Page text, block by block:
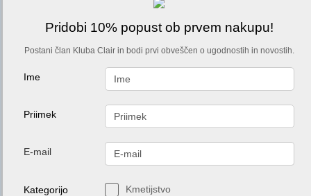
Pridobi 10% popust ob prvem nakupu!
Postani član Kluba Clair in bodi prvi obveščen o ugodnostih in novostih.
Ime
Priimek
E-mail
Kategorijo
Kmetijstvo